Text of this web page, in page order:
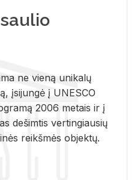
ne vieną unikalų
įsijungė į UNESCO
2006 metais ir į
dešimtis vertingiausių
reikšmės objektų.